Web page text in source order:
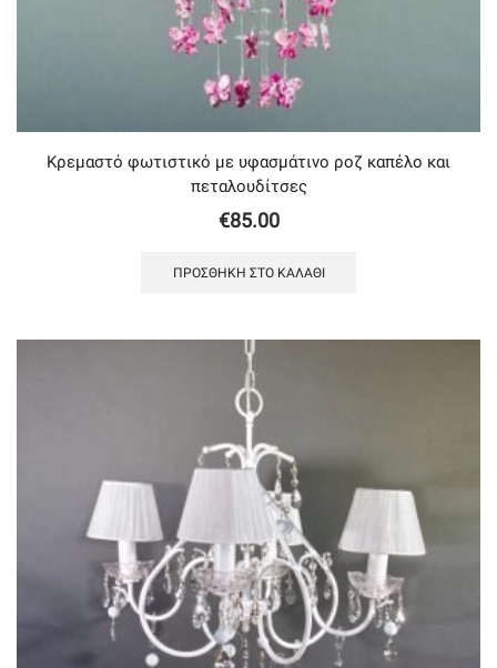
Κρεμαστό φωτιστικό με υφασμάτινο ροζ καπέλο και
πεταλουδίτσες
€85.00
ΠΡΟΣΘΉΚΗ ΣΤΟ ΚΑΛΆΘΙ